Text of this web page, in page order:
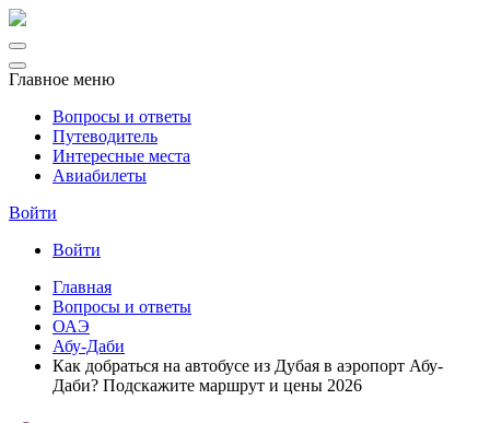
Главное меню
Вопросы и ответы
Путеводитель
Интересные места
Авиабилеты
Войти
Войти
Главная
Вопросы и ответы
ОАЭ
Абу-Даби
Как добраться на автобусе из Дубая в аэропорт Абу-
Даби? Подскажите маршрут и цены 2026